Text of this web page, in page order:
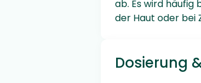
ab. Es wird häufig
der Haut oder bei
Dosierung